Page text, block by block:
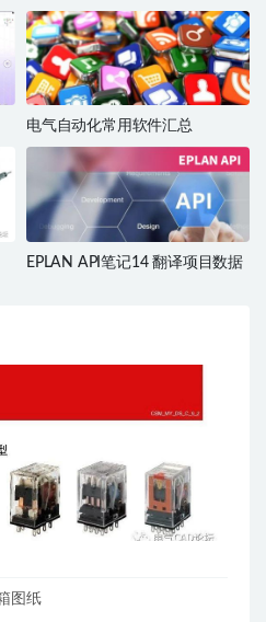
电气自动化常用软件汇总
EPLAN API笔记14 翻译项目数据
图纸